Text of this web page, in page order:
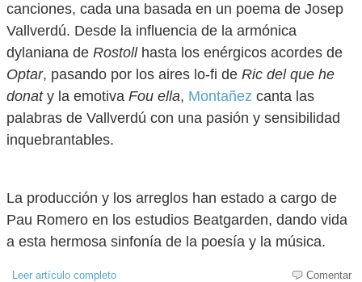
canciones, cada una basada en un poema de Josep
Vallverdú. Desde la influencia de la armónica
dylaniana de Rostollhasta los enérgicos acordes de
Optar, pasando por los aires lo-fi de Ric del que he
donaty la emotiva Fou ella, Montañez canta las
palabras de Vallverdú con una pasión y sensibilidad
inquebrantables.
La producción y los arreglos han estado a cargo de
Pau Romero en los estudios Beatgarden, dando vida
a esta hermosa sinfonía de la poesía y la música.
Leer artículo completo Comentar